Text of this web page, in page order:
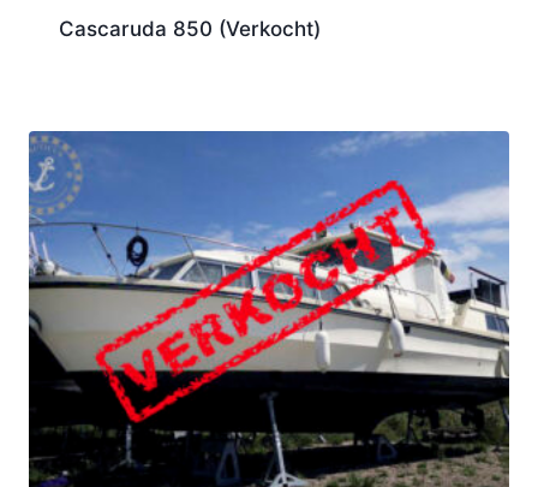
Cascaruda 850 (Verkocht)